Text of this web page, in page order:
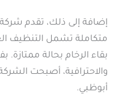
إضافة إلى ذلك، تقدم
متكاملة تشمل التنظيف
بقاء الرخام بحالة ممتازة.
والاحترافية، أصبحت
أبوظبي.